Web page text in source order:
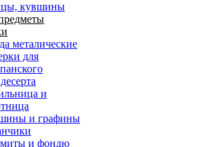
кувшины
металические
для
и
и графины
и фондю